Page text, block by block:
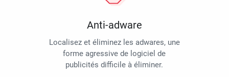
Anti-adware
Localisez et éliminez les adwares, une
forme agressive de logiciel de
publicités difficile à éliminer.